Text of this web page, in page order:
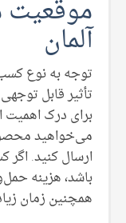
موقعیت
آلمان
توجه به نوع
تأثیر قابل
برای درک
می‌خواهید
ارسال کنید. اگر
باشد، هزینه
همچنین زمان